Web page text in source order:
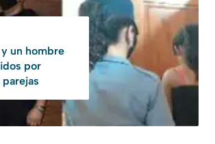
un hombre
por